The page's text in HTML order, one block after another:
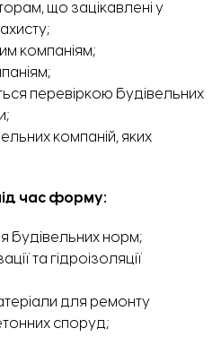
що зацікавлені у
компаніям;
перевіркою будівельних
компаній, яких
час форму:
будівельних норм;
та гідроізоляції
для ремонту
споруд;